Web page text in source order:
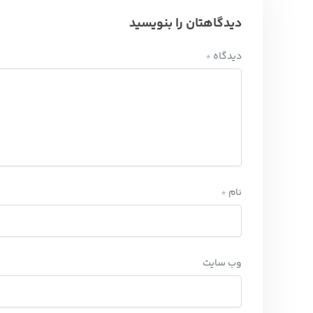
دیدگاهتان را بنویسید
دیدگاه *
نام *
وب‌ سایت